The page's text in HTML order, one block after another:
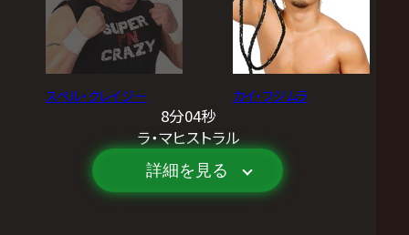
スペル・クレイジー カイ・フジムラ
8分04秒
ラ・マヒストラル
詳細を見る